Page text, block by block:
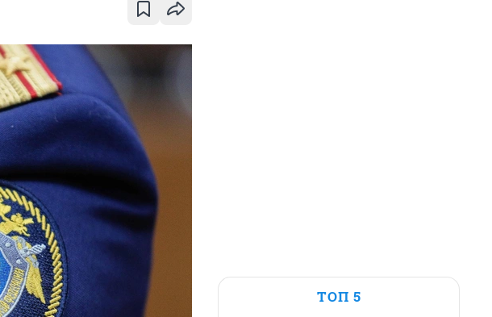
ТОП 5